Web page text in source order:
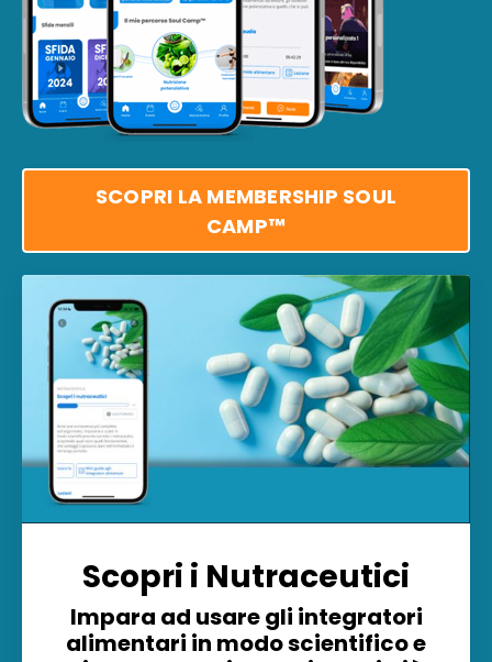
SCOPRI LA MEMBERSHIP SOUL
CAMP™
Scopri i Nutraceutici
Impara ad usare gli integratori
alimentari in modo scientifico e